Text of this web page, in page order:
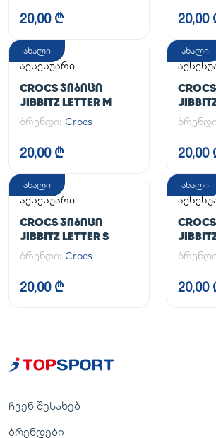
20,00 ₾ 20,00
ახალი
აქსესუარი
CROCS ᲯᲘᲑᲘᲪᲘ
JIBBITZ LETTER M
ბრენდი: Crocs
20,00 ₾
ახალი
20,00
ახალი
აქსესუარი
CROCS ᲯᲘᲑᲘᲪᲘ
JIBBITZ LETTER S
ბრენდი: Crocs
20,00 ₾
ახალი
20,00
ჩვენ შესახებ
ბრენდები